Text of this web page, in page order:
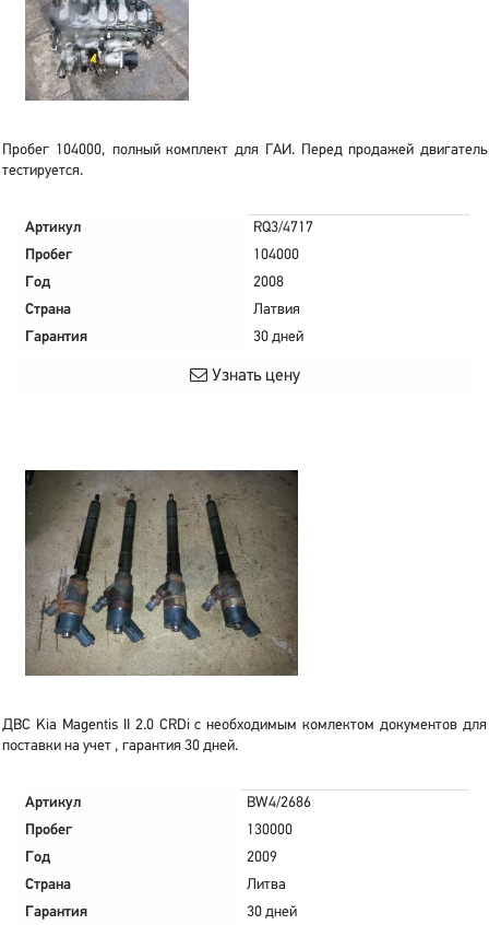
Пробег 104000, полный комплект для ГАИ. Перед продажей двигатель
тестируется.
Артикул
RQ3/4717
Пробег
104000
Год
2008
Страна
Латвия
Гарантия
30 дней
Узнать цену
ДВС Kia Magentis II 2.0 CRDi с необходимым комлектом документов для
поставки на учет , гарантия 30 дней.
Артикул
BW4/2686
Пробег
130000
Год
2009
Страна
Литва
Гарантия
30 дней